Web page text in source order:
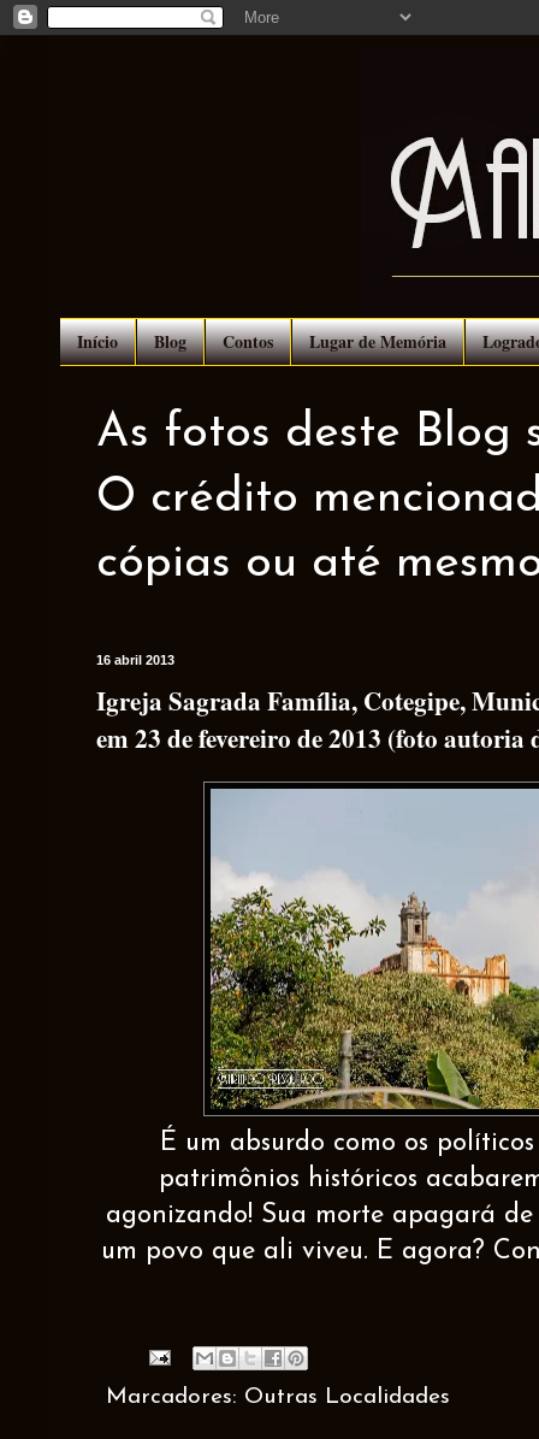
Início Blog Contos Lugar de Memória
As fotos deste Blog
O crédito
cópias ou até
16 abril 2013
Igreja Sagrada Família, Cotegipe,
em 23 de fevereiro de 2013 (foto autoria
É um absurdo como os políticos
patrimônios históricos
agonizando! Sua morte apagará de
um povo que ali viveu. E agora?
Marcadores: Outras Localidades